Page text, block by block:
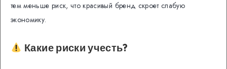
тем меньше риск, что красивый бренд скроет слабую
экономику.
Какие риски учесть?